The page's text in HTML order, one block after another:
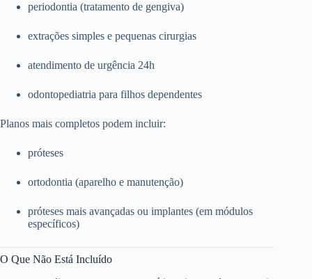
periodontia (tratamento de gengiva)
extrações simples e pequenas cirurgias
atendimento de urgência 24h
odontopediatria para filhos dependentes
Planos mais completos podem incluir:
próteses
ortodontia (aparelho e manutenção)
próteses mais avançadas ou implantes (em módulos
específicos)
O Que Não Está Incluído